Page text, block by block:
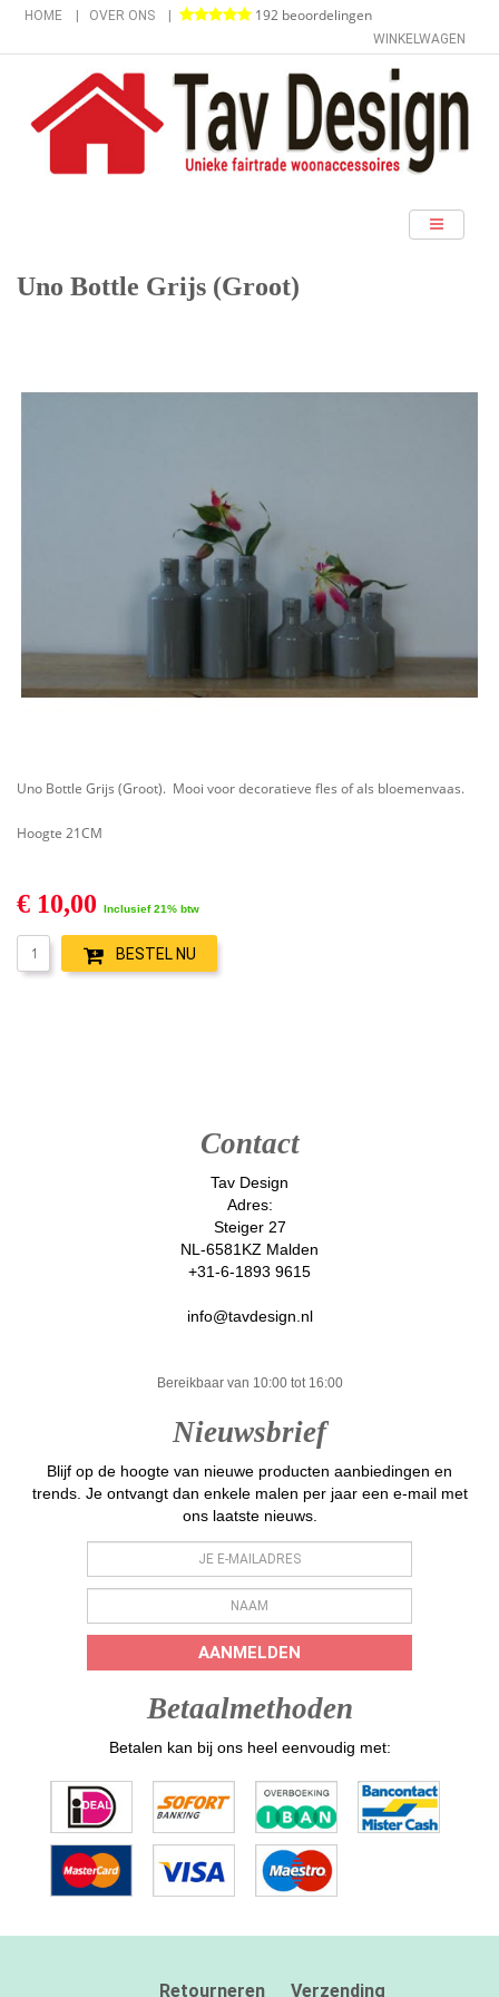
HOME OVER ONS 192 beoordelingen
WINKELWAGEN
Uno Bottle Grijs (Groot)
Uno Bottle Grijs (Groot). Mooi voor decoratieve fles of als bloemenvaas.
Hoogte 21CM
€ 10,00 Inclusief 21% btw
BESTEL NU
Contact
Tav Design
Adres:
Steiger 27
NL-6581KZ Malden
+31-6-1893 9615
info@tavdesign.nl
Bereikbaar van 10:00 tot 16:00
Nieuwsbrief
Blijf op de hoogte van nieuwe producten aanbiedingen en
trends. Je ontvangt dan enkele malen per jaar een e-mail met
ons laatste nieuws.
AANMELDEN
Betaalmethoden
Betalen kan bij ons heel eenvoudig met:
Retourneren Verzending